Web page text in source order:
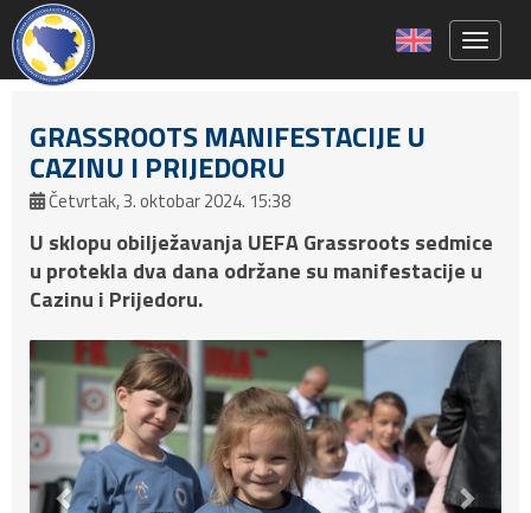
GRASSROOTS MANIFESTACIJE U
CAZINU I PRIJEDORU
Četvrtak, 3. oktobar 2024. 15:38
U sklopu obilježavanja UEFA Grassroots sedmice
u protekla dva dana održane su manifestacije u
Cazinu i Prijedoru.